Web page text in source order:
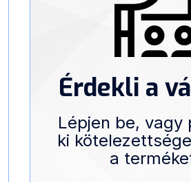
Érdekli a
Lépjen be, vagy
ki
a